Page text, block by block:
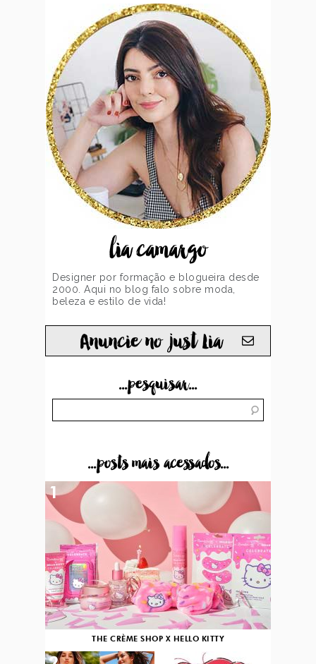
lia camargo
Designer por formação e blogueira desde
2000. Aqui no blog falo sobre moda,
beleza e estilo de vida!
Anuncie no just Lia
...pesquisar...
...posts mais acessados...
THE CRÈME SHOP X HELLO KITTY
1